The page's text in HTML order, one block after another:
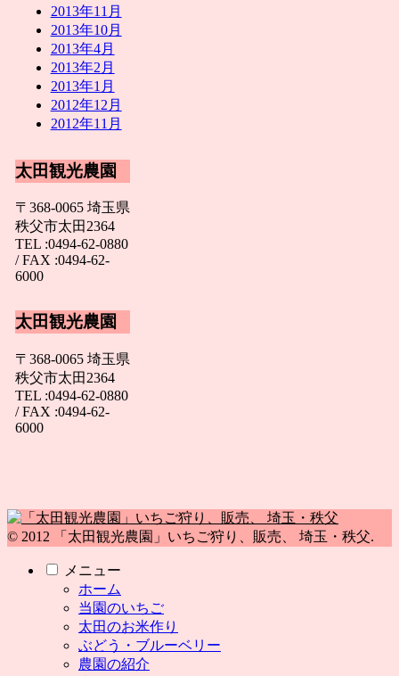
2013年11月
2013年10月
2013年4月
2013年2月
2013年1月
2012年12月
2012年11月
太田観光農園
〒368-0065 埼玉県
秩父市太田2364
TEL :0494-62-0880
/ FAX :0494-62-
6000
太田観光農園
〒368-0065 埼玉県
秩父市太田2364
TEL :0494-62-0880
/ FAX :0494-62-
6000
© 2012 「太田観光農園」いちご狩り、販売、 埼玉・秩父.
メニュー
ホーム
当園のいちご
太田のお米作り
ぶどう・ブルーベリー
農園の紹介